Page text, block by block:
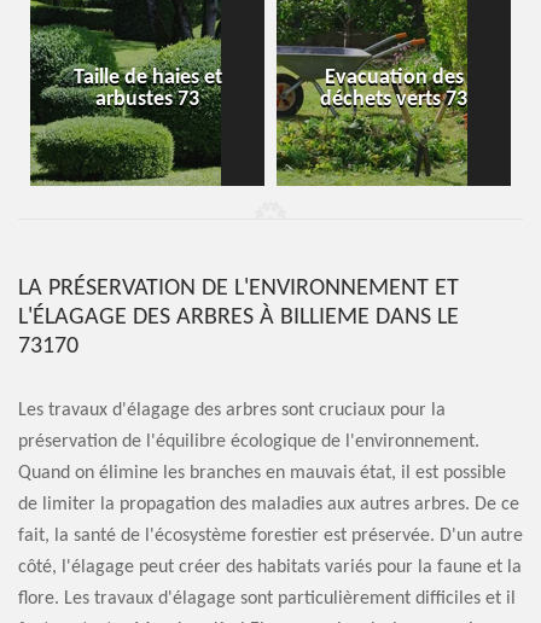
Taille de haies et
arbustes 73
Evacuation des
déchets verts 73
LA PRÉSERVATION DE L'ENVIRONNEMENT ET
L'ÉLAGAGE DES ARBRES À BILLIEME DANS LE
73170
Les travaux d'élagage des arbres sont cruciaux pour la
préservation de l'équilibre écologique de l'environnement.
Quand on élimine les branches en mauvais état, il est possible
de limiter la propagation des maladies aux autres arbres. De ce
fait, la santé de l'écosystème forestier est préservée. D'un autre
côté, l'élagage peut créer des habitats variés pour la faune et la
flore. Les travaux d'élagage sont particulièrement difficiles et il